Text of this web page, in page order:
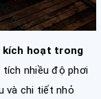
kích hoạt trong
tích nhiều độ phơi
và chi tiết nhỏ